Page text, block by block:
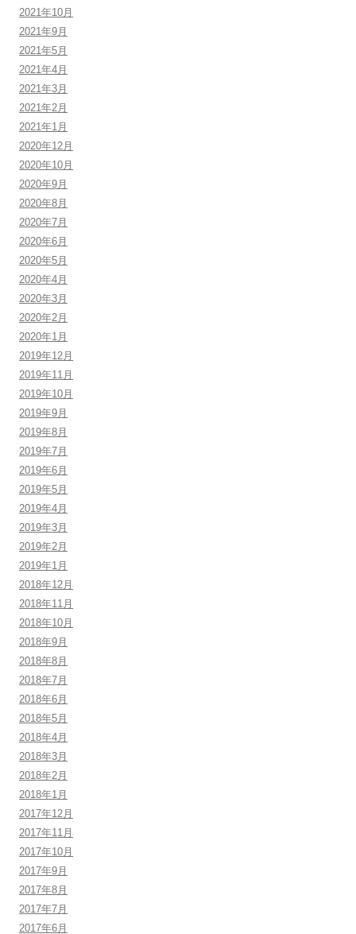
2021年10月
2021年9月
2021年5月
2021年4月
2021年3月
2021年2月
2021年1月
2020年12月
2020年10月
2020年9月
2020年8月
2020年7月
2020年6月
2020年5月
2020年4月
2020年3月
2020年2月
2020年1月
2019年12月
2019年11月
2019年10月
2019年9月
2019年8月
2019年7月
2019年6月
2019年5月
2019年4月
2019年3月
2019年2月
2019年1月
2018年12月
2018年11月
2018年10月
2018年9月
2018年8月
2018年7月
2018年6月
2018年5月
2018年4月
2018年3月
2018年2月
2018年1月
2017年12月
2017年11月
2017年10月
2017年9月
2017年8月
2017年7月
2017年6月